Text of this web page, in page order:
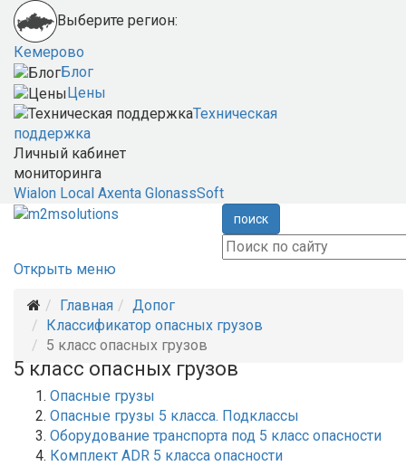
Выберите регион:
Кемерово
Блог
Цены
Техническая
поддержка
Личный кабинет
мониторинга
Wialon Local Axenta GlonassSoft
поиск
Открыть меню
Главная
Допог
Классификатор опасных грузов
5 класс опасных грузов
5 класс опасных грузов
Опасные грузы
Опасные грузы 5 класса. Подклассы
Оборудование транспорта под 5 класс опасности
Комплект ADR 5 класса опасности